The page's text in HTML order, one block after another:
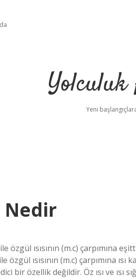
Yeni
Nedir
özgül ısısının (m.c) çarpımına
ısısının (m.c) çarpımına
bir özellik değildir. Öz ısı ve ısı